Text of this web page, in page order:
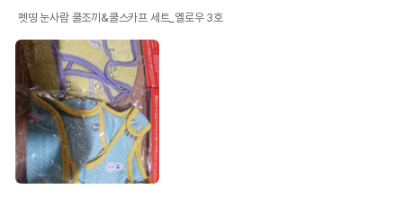
펫띵 눈사람 쿨조끼&쿨스카프 세트_옐로우 3호